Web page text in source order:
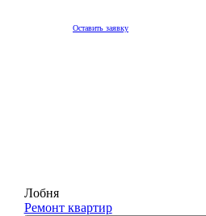
Оставить заявку
Лобня
Ремонт квартир